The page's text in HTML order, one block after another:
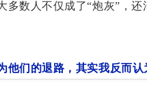
数人不仅成了“炮灰”，还
他们的退路，其实我反而认